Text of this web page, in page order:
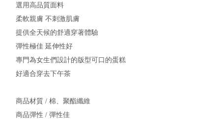
選用高品質面料
柔軟親膚 不刺激肌膚
提供全天候的舒適穿著體驗
彈性極佳 延伸性好
專門為女生們設計的版型可口的蛋糕
好適合穿去下午茶
商品材質 / 棉、聚酯纖維
商品彈性 / 彈性佳